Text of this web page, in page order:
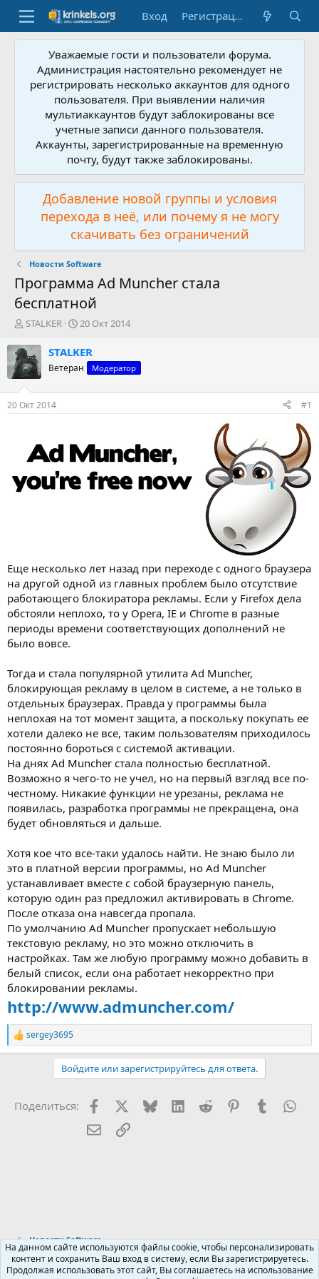
Вход Регистрация
Уважаемые гости и пользователи форума.
Администрация настоятельно рекомендует не
регистрировать несколько аккаунтов для одного
пользователя. При выявлении наличия
мультиаккаунтов будут заблокированы все
учетные записи данного пользователя.
Аккаунты, зарегистрированные на временную
почту, будут также заблокированы.
Добавление новой группы и условия
перехода в неё, или почему я не могу
скачивать без ограничений
Новости Software
Программа Ad Muncher стала
бесплатной
А
т
о
р
т
м
STALKER
Д
т
н
а
20 Окт 2014
STALKER
Ветеран Модератор
20 Окт 2014 #1
Еще несколько лет назад при переходе с одного браузера
на другой одной из главных проблем было отсутствие
работающего блокиратора рекламы. Если у Firefox дела
обстояли неплохо, то у Opera, IE и Chrome в разные
периоды времени соответствующих дополнений не
было вовсе.
Тогда и стала популярной утилита Ad Muncher,
блокирующая рекламу в целом в системе, а не только в
отдельных браузерах. Правда у программы была
неплохая на тот момент защита, а поскольку покупать ее
хотели далеко не все, таким пользователям приходилось
постоянно бороться с системой активации.
На днях Ad Muncher стала полностью бесплатной.
Возможно я чего-то не учел, но на первый взгляд все по-
честному. Никакие функции не урезаны, реклама не
появилась, разработка программы не прекращена, она
будет обновляться и дальше.
Хотя кое что все-таки удалось найти. Не знаю было ли
это в платной версии программы, но Ad Muncher
устанавливает вместе с собой браузерную панель,
которую один раз предложил активировать в Chrome.
После отказа она навсегда пропала.
По умолчанию Ad Muncher пропускает небольшую
текстовую рекламу, но это можно отключить в
настройках. Там же любую программу можно добавить в
белый список, если она работает некорректно при
блокировании рекламы.
http://www.admuncher.com/
Р
е
и
sergey3695
Войдите или зарегистрируйтесь для ответа.
Поделиться: FacebookX (Twitter)
BlueskyLinkedInReddit PinterestTumblr
Электронная почта
Ссылка
Новости Software
Russian (RU)
На данном сайте используются файлы cookie, чтобы персонализировать
контент и сохранить Ваш вход в систему, если Вы зарегистрируетесь.
Продолжая использовать этот сайт, Вы соглашаетесь на использование